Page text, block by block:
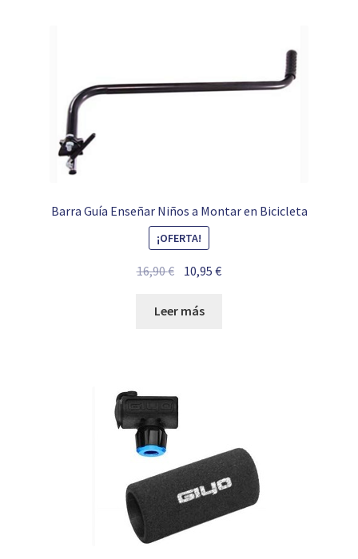
Barra Guía Enseñar Niños a Montar en Bicicleta
¡OFERTA!
16,90€ El
original
10,95€El
Leer más